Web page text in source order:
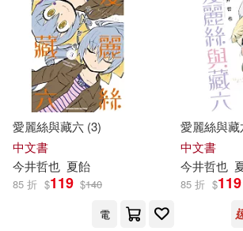
星野崇宏(2) 桜沢まひる(2)
梶山靜夫(2)
橘子（曹筱如）(2)
海道 左近(2) 海道左近(2)
田中博子(2)
ジーウォーク(1)
ベースボール・マガジン社(1)
ホビージャパン(1) 三采(1)
上海交通大學出版社(1)
不求人文化(1)
愛麗絲與藏六 (3)
中文書
今井哲也 夏飴
85 折 $119 $140
電
愛麗絲與藏
中文書
今井哲也
85 折 $119